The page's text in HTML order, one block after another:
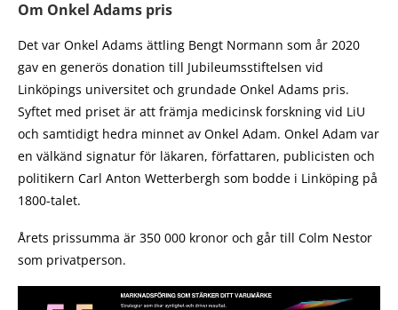
Om Onkel Adams pris
Det var Onkel Adams ättling Bengt Normann som år 2020
gav en generös donation till Jubileumsstiftelsen vid
Linköpings universitet och grundade Onkel Adams pris.
Syftet med priset är att främja medicinsk forskning vid LiU
och samtidigt hedra minnet av Onkel Adam. Onkel Adam var
en välkänd signatur för läkaren, författaren, publicisten och
politikern Carl Anton Wetterbergh som bodde i Linköping på
1800-talet.
Årets prissumma är 350 000 kronor och går till Colm Nestor
som privatperson.